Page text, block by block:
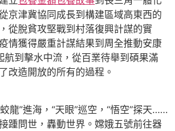
京津冀協同成長到構建區域高東西的
從脫貧攻堅戰到村落復興計謀的實
情獲得嚴重計謀結果到周全推動安康
到擊水中流，從百業待舉到碩果滿
改造開放的所有的過程。
”進海，“天眼”巡空，“悟空”探天……
踵問世，轟動世界。嫦娥五號前往器